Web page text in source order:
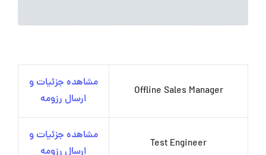
Offline Sales Manager
مشاهده جزئیات و
ارسال رزومه
Test Engineer
مشاهده جزئیات و
ارسال رزومه